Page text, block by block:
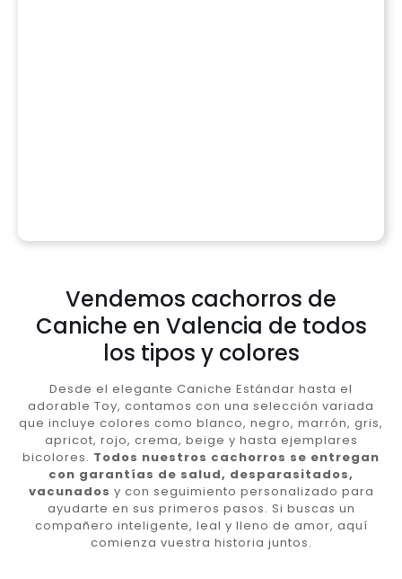
Vendemos cachorros de
Caniche en Valencia de todos
los tipos y colores
Desde el elegante Caniche Estándar hasta el
adorable Toy, contamos con una selección variada
que incluye colores como blanco, negro, marrón, gris,
apricot, rojo, crema, beige y hasta ejemplares
bicolores. Todos nuestros cachorros se entregan
con garantías de salud, desparasitados,
vacunados y con seguimiento personalizado para
ayudarte en sus primeros pasos. Si buscas un
compañero inteligente, leal y lleno de amor, aquí
comienza vuestra historia juntos.